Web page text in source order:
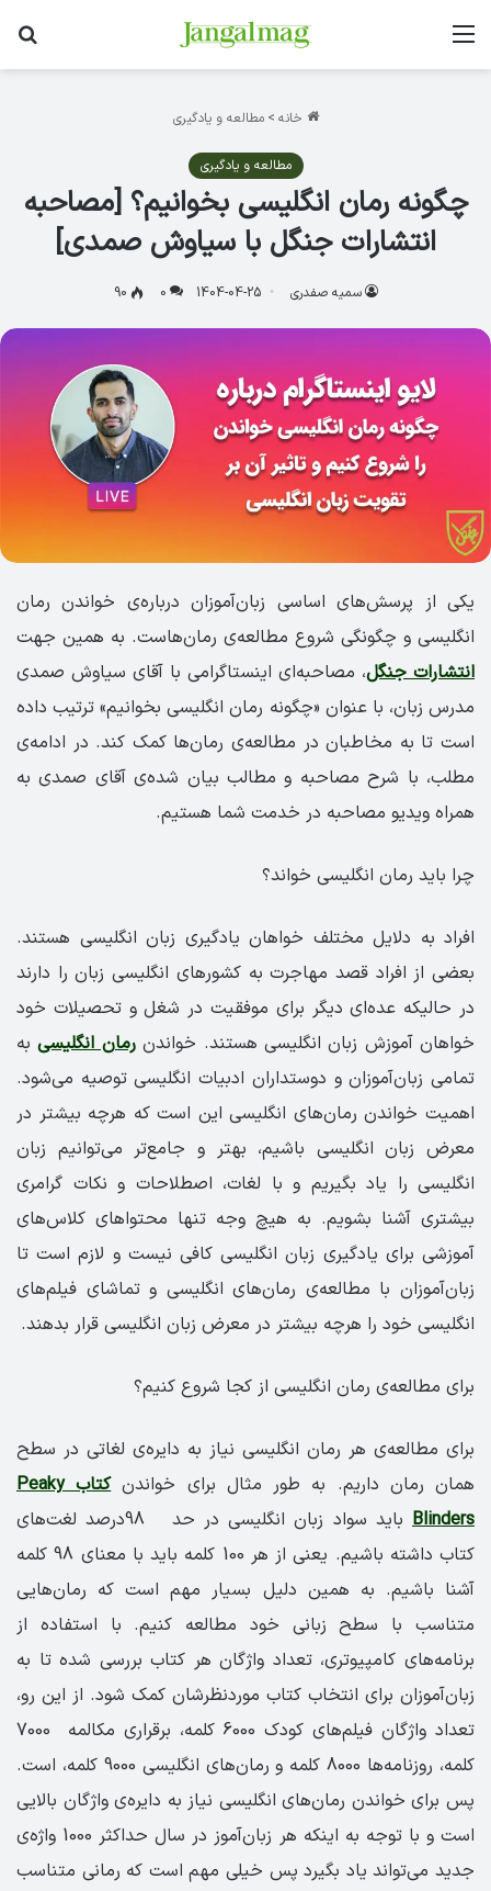
منو
خانه > مطالعه و یادگیری
مطالعه و یادگیری
چگونه رمان انگلیسی بخوانیم؟ [مصاحبه
انتشارات جنگل با سیاوش صمدی]
سمیه صفدری 1404-04-25
0
90
یکی از پرسش‌های اساسی زبان‌آموزان درباره‌ی خواندن رمان
انگلیسی و چگونگی شروع مطالعه‌ی رمان‌هاست. به همین جهت
انتشارات جنگل، مصاحبه‌ای اینستاگرامی با آقای سیاوش صمدی
مدرس زبان، با عنوان «چگونه رمان انگلیسی بخوانیم» ترتیب داده
است تا به مخاطبان در مطالعه‌ی رمان‌ها کمک کند. در ادامه‌ی
مطلب، با شرح مصاحبه و مطالب بیان شده‌ی آقای صمدی به
همراه ویدیو مصاحبه در خدمت شما هستیم.
چرا باید رمان انگلیسی خواند؟
افراد به دلایل مختلف خواهان یادگیری زبان انگلیسی هستند.
بعضی از افراد قصد مهاجرت به کشورهای انگلیسی زبان را دارند
در حالیکه عده‌ای دیگر برای موفقیت در شغل و تحصیلات خود
خواهان آموزش زبان انگلیسی هستند. خواندنرمان انگلیسیبه
تمامی زبان‌آموزان و دوستداران ادبیات انگلیسی توصیه می‌شود.
اهمیت خواندن رمان‌های انگلیسی این است که هرچه بیشتر در
معرض زبان انگلیسی باشیم، بهتر و جامع‌تر می‌توانیم زبان
انگلیسی را یاد بگیریم و با لغات، اصطلاحات و نکات گرامری
بیشتری آشنا بشویم. به هیچ وجه تنها محتواهای کلاس‌های
آموزشی برای یادگیری زبان انگلیسی کافی نیست و لازم است تا
زبان‌آموزان با مطالعه‌ی رمان‌های انگلیسی و تماشای فیلم‌های
انگلیسی خود را هرچه بیشتر در معرض زبان انگلیسی قرار بدهند.
برای مطالعه‌ی رمان انگلیسی از کجا شروع کنیم؟
برای مطالعه‌ی هر رمان انگلیسی نیاز به دایره‌ی لغاتی در سطح
همان رمان داریم. به طور مثال برای خواندن
کتاب Peaky
Blinders
باید سواد زبان انگلیسی در حد 98درصد لغت‌های
کتاب داشته باشیم. یعنی از هر 100 کلمه باید با معنای 98 کلمه
آشنا باشیم. به همین دلیل بسیار مهم است که رمان‌هایی
متناسب با سطح زبانی خود مطالعه کنیم. با استفاده از
برنامه‌های کامپیوتری، تعداد واژگان هر کتاب بررسی شده تا به
زبان‌آموزان برای انتخاب کتاب‌ موردنظرشان کمک شود. از این رو،
تعداد واژگان فیلم‌های کودک 6000 کلمه،‌ برقراری مکالمه 7000
کلمه، روزنامه‌ها 8000 کلمه و رمان‌های انگلیسی 9000 کلمه، است.
پس برای خواندن رمان‌های انگلیسی نیاز به دایره‌ی واژگان بالایی
است و با توجه به اینکه هر زبان‌آموز در سال حداکثر 1000 واژه‌ی
جدید می‌تواند یاد بگیرد پس خیلی مهم است که رمانی متناسب